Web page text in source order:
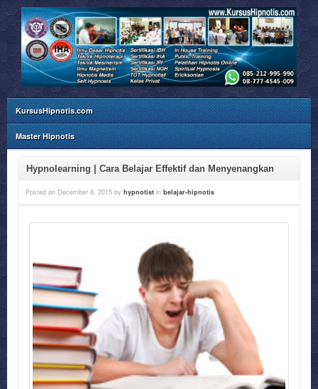
KursusHipnotis.com
Master Hipnotis
Hypnolearning | Cara Belajar Effektif dan Menyenangkan
Posted on December 8, 2015 by hypnotist in belajar-hipnotis